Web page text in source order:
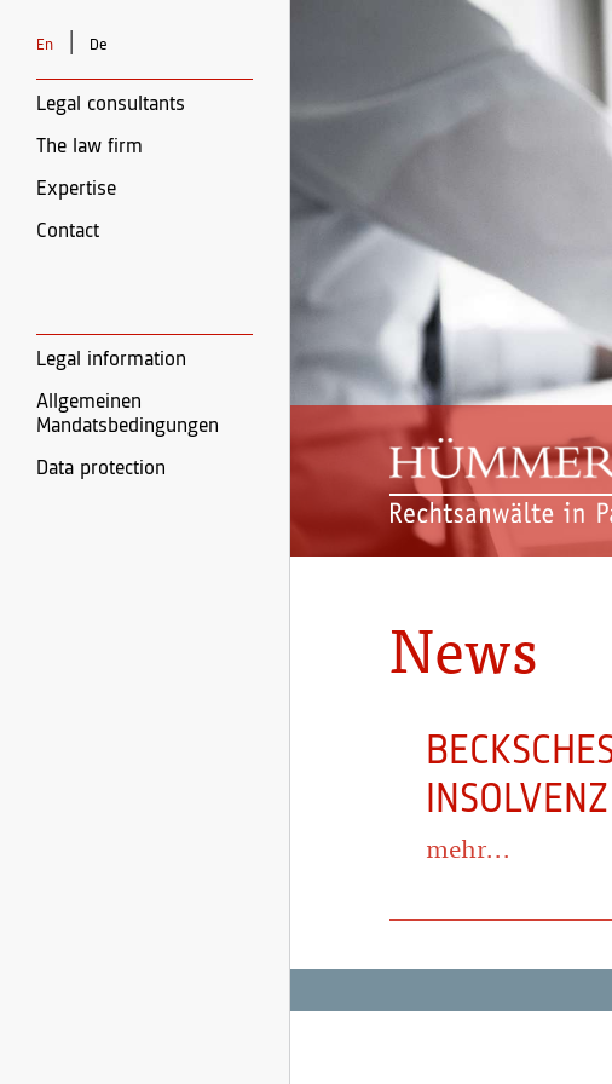
En De
Legal consultants
The law firm
Expertise
Contact
Legal information
Allgemeinen
Mandatsbedingungen
Data protection
News
INSOLVENZ
mehr...